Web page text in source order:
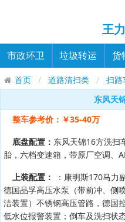
王
市政环卫 垃圾转运 货
首页 道路清扫类
扫路
东风天
整车参考价：￥35-40万
底盘配置： 东风天锦16方洗扫
胎，六档变速箱，带原厂空调、
上装配置：
：康明斯170马力
德国品孚高压水泵（带前冲、侧
洁装置）不锈钢高压管路，德国
低水位报警装置；倒车及洗扫状